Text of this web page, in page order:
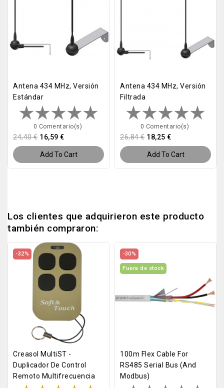
Antena 434 MHz, Versión
Estándar
0 Comentario(s)
24,40 € 16,59 €
Add To Cart
Antena 434 MHz, Versión
Filtrada
0 Comentario(s)
26,84 € 18,25 €
Add To Cart
Los clientes que adquirieron este producto
también compraron:
Creasol MultiST -
Duplicador De Control
Remoto Multifrecuencia
-32%
100m Flex Cable For
RS485 Serial Bus (and
Modbus)
-30%
Fuera de stock